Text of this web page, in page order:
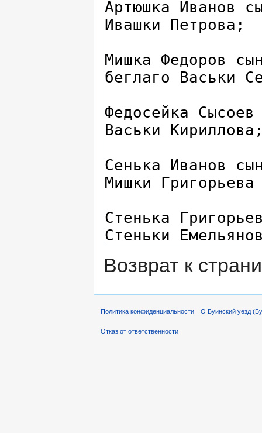
Возврат к
Политика конфиденциальности О Буинский уезд
Отказ от ответственности